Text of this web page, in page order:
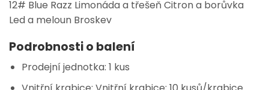
12# Blue Razz Limonáda a třešeň Citron a borůvka
Led a meloun Broskev
Podrobnosti o balení
Prodejní jednotka: 1 kus